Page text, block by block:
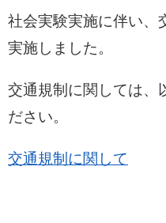
社会実験実施に伴い、
実施しました。
交通規制に関しては、
ださい。
交通規制に関して